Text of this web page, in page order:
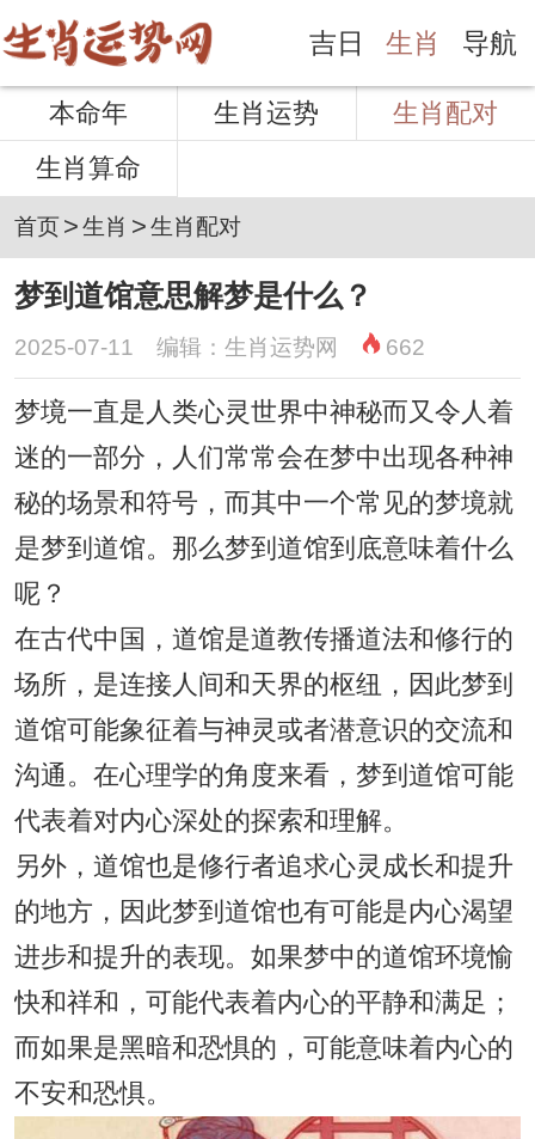
吉日 生肖 导航
本命年 生肖运势
生肖配对
生肖算命
首页>生肖 >生肖配对
梦到道馆意思解梦是什么？
2025-07-11 编辑：生肖运势网 662
梦境一直是人类心灵世界中神秘而又令人着
迷的一部分，人们常常会在梦中出现各种神
秘的场景和符号，而其中一个常见的梦境就
是梦到道馆。那么梦到道馆到底意味着什么
呢？
在古代中国，道馆是道教传播道法和修行的
场所，是连接人间和天界的枢纽，因此梦到
道馆可能象征着与神灵或者潜意识的交流和
沟通。在心理学的角度来看，梦到道馆可能
代表着对内心深处的探索和理解。
另外，道馆也是修行者追求心灵成长和提升
的地方，因此梦到道馆也有可能是内心渴望
进步和提升的表现。如果梦中的道馆环境愉
快和祥和，可能代表着内心的平静和满足；
而如果是黑暗和恐惧的，可能意味着内心的
不安和恐惧。